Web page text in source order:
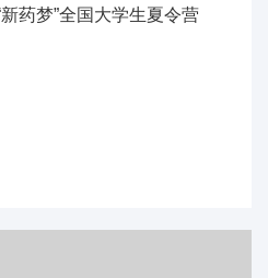
药梦”全国大学生夏令营